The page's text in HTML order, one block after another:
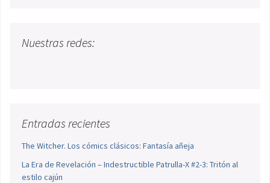
Nuestras redes:
Entradas recientes
The Witcher. Los cómics clásicos: Fantasía añeja
La Era de Revelación – Indestructible Patrulla-X #2-3: Tritón al
estilo cajún